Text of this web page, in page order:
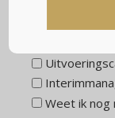
Weet ik nog